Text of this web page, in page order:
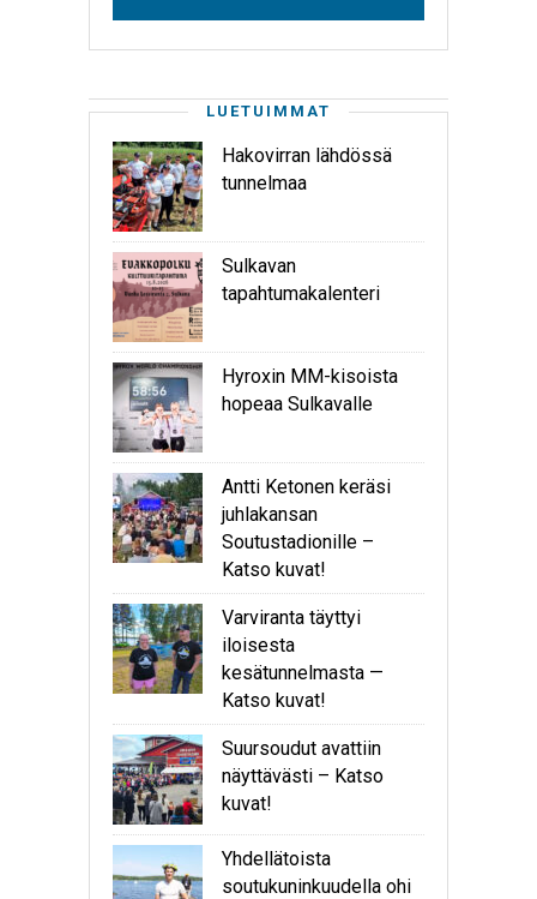
LUETUIMMAT
Hakovirran lähdössä
tunnelmaa
Sulkavan
tapahtumakalenteri
Hyroxin MM-kisoista
hopeaa Sulkavalle
Antti Ketonen keräsi
juhlakansan
Soutustadionille –
Katso kuvat!
Varviranta täyttyi
iloisesta
kesätunnelmasta —
Katso kuvat!
Suursoudut avattiin
näyttävästi – Katso
kuvat!
Yhdellätoista
soutukuninkuudella ohi